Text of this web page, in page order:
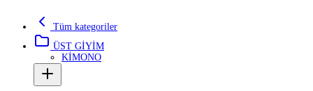
Tüm kategoriler
ÜST GİYİM
KİMONO